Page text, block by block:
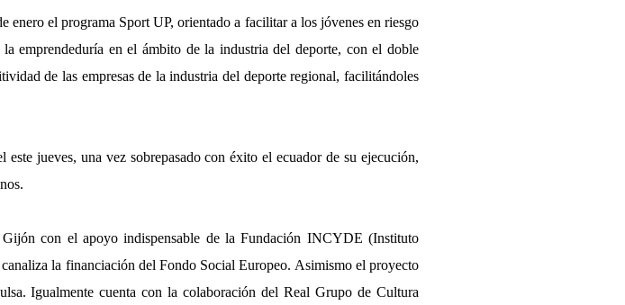
enero el programa Sport UP, orientado a facilitar a los jóvenes en riesgo
emprendeduría en el ámbito de la industria del deporte, con el doble
de las empresas de la industria del deporte regional, facilitándoles
jueves, una vez sobrepasado con éxito el ecuador de su ejecución,
con el apoyo indispensable de la Fundación INCYDE (Instituto
la financiación del Fondo Social Europeo. Asimismo el proyecto
Igualmente cuenta con la colaboración del Real Grupo de Cultura